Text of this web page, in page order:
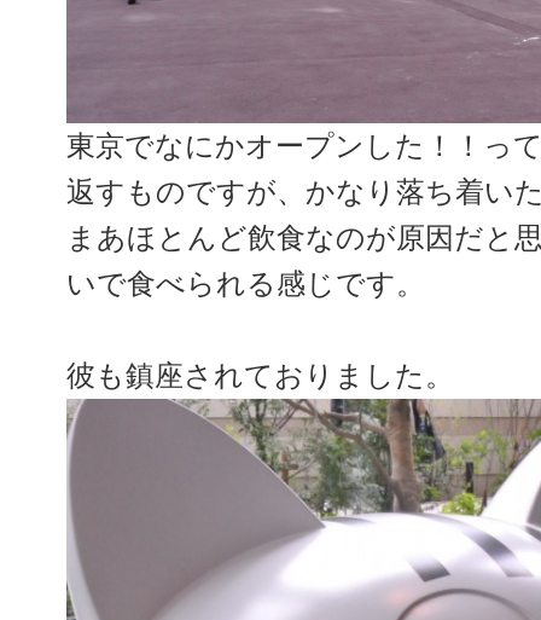
東京でなにかオープンした！！っ
返すものですが、かなり落ち着い
まあほとんど飲食なのが原因だと
いで食べられる感じです。
彼も鎮座されておりました。